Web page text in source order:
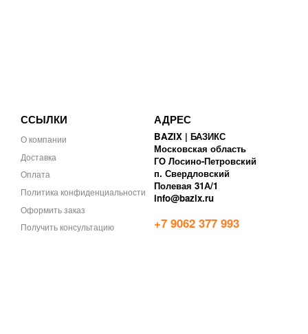
ССЫЛКИ
О компании
Доставка
Оплата
Политика конфиденциальности
Оформить заказ
Получить консультацию
АДРЕС
BAZIX | БАЗИКС
Московская область
ГО Лосино-Петровский
п. Свердловский
Полевая 31А/1
info@bazix.ru
+7 9062 377 993